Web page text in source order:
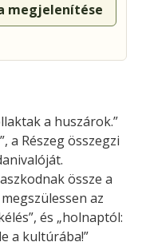
megjelenítése
a huszárok.”
a Részeg összegzi
össze a
az
és „holnaptól:
a kultúrába!”